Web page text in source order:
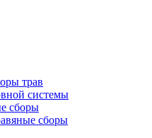
трав
системы
сборы
сборы